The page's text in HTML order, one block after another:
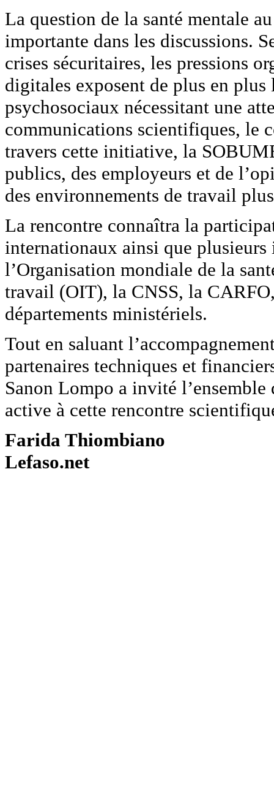
La question de la santé mentale
importante dans les discussions.
crises sécuritaires, les pressions
digitales exposent de plus en plus
psychosociaux nécessitant une
communications scientifiques, le
travers cette initiative, la
publics, des employeurs et de
des environnements de travail
La rencontre connaîtra la
internationaux ainsi que
l’Organisation mondiale de la
travail (OIT), la CNSS, la
départements ministériels.
Tout en saluant
partenaires techniques et
Sanon Lompo a invité l’ensemble
active à cette rencontre
Farida Thiombiano
Lefaso.net